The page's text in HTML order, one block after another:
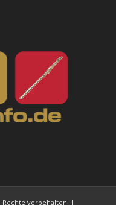
Rechte vorbehalten. |